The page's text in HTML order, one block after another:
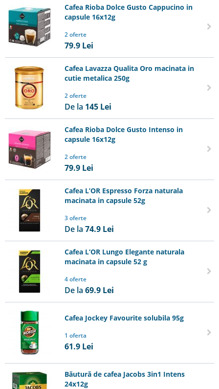
Cafea Rioba Dolce Gusto Сappucino in
capsule 16x12g
2 oferte
79.9 Lei
Cafea Lavazza Qualita Oro macinata in
cutie metalica 250g
2 oferte
De la 145 Lei
Cafea Rioba Dolce Gusto Intenso in
capsule 16x12g
2 oferte
79.9 Lei
Cafea L’OR Espresso Forza naturala
macinata in capsule 52g
3 oferte
De la 74.9 Lei
Cafea L’OR Lungo Elegante naturala
macinata in capsule 52 g
4 oferte
De la 69.9 Lei
Cafea Jockey Favourite solubila 95g
1 oferta
61.9 Lei
Băutură de cafea Jacobs 3in1 Intens
24x12g